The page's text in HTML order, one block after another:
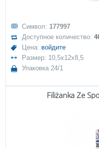
Символ: 177997
Доступное количество:
Цена: войдите
Размер: 10,5x12x8,5
Упаковка 24/1
Filiżanka Ze